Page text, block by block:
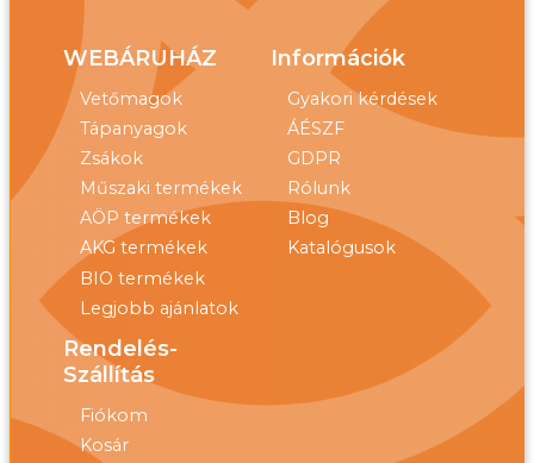
WEBÁRUHÁZ
Vetőmagok
Tápanyagok
Zsákok
Műszaki termékek
AÖP termékek
AKG termékek
BIO termékek
Legjobb ajánlatok
Információk
Gyakori kérdések
ÁÉSZF
GDPR
Rólunk
Blog
Katalógusok
Rendelés-
Szállítás
Fiókom
Kosár